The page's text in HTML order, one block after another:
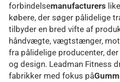
forbindelsemanufacturers like
købere, der søger pålidelige
tilbyder en bred vifte af
håndvægte, vægtstænger,
fra pålidelige producenter,
og design. Leadman Fitness
fabrikker med fokus på